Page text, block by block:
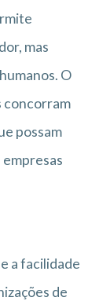
mas
O
concorram
possam
a facilidade
de